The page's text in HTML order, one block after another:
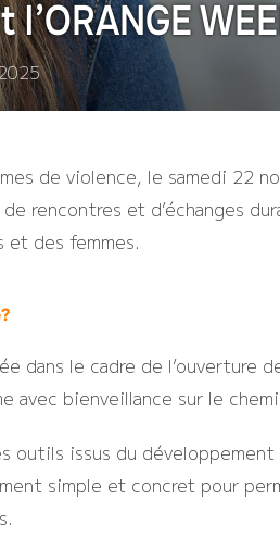
de violence, le samedi 22
rencontres et d’échanges
et des femmes.
dans le cadre de l’ouverture
bienveillance sur le
outils issus du développement
simple et concret pour